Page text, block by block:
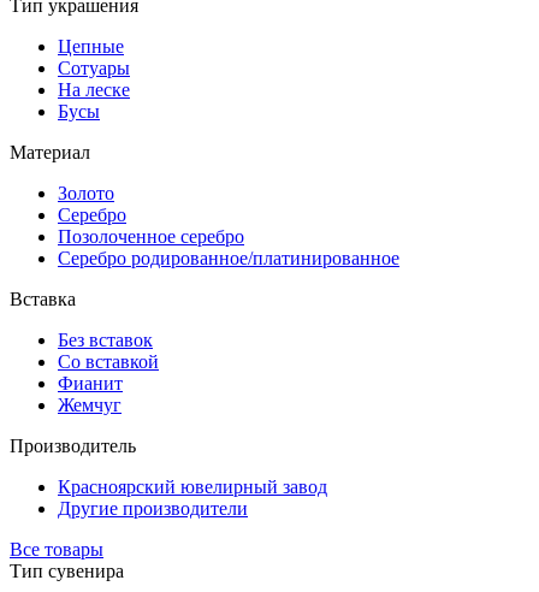
Тип украшения
Цепные
Сотуары
На леске
Бусы
Материал
Золото
Серебро
Позолоченное серебро
Серебро родированное/платинированное
Вставка
Без вставок
Со вставкой
Фианит
Жемчуг
Производитель
Красноярский ювелирный завод
Другие производители
Все товары
Тип сувенира